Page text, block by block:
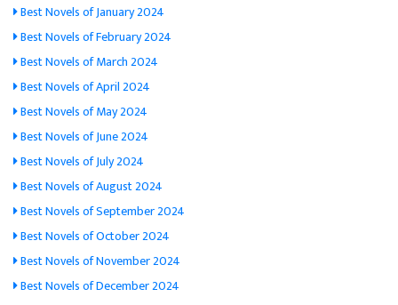
Best Novels of January 2024
Best Novels of February 2024
Best Novels of March 2024
Best Novels of April 2024
Best Novels of May 2024
Best Novels of June 2024
Best Novels of July 2024
Best Novels of August 2024
Best Novels of September 2024
Best Novels of October 2024
Best Novels of November 2024
Best Novels of December 2024